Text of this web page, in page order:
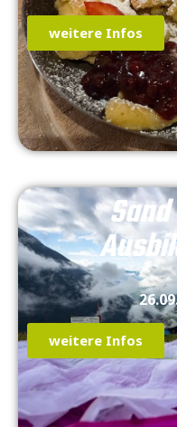
weitere Infos
weitere Infos